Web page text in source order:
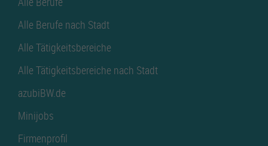
Alle Berufe nach Stadt
Alle Tätigkeitsbereiche
Alle Tätigkeitsbereiche nach Stadt
azubiBW.de
Minijobs
Firmenprofil